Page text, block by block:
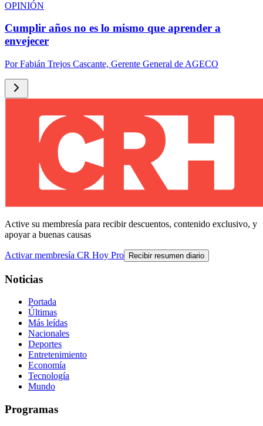
OPINIÓN
Cumplir años no es lo mismo que aprender a
envejecer
PorFabián Trejos Cascante, Gerente General de AGECO
Active su membresía para recibir descuentos, contenido exclusivo, y
apoyar a buenas causas
Activar membresía CR Hoy Pro Recibir resumen diario
Noticias
Portada
Últimas
Más leídas
Nacionales
Deportes
Entretenimiento
Economía
Tecnología
Mundo
Programas